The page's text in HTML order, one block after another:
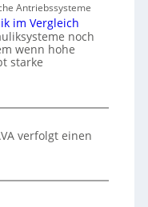
Antriebssysteme
im Vergleich
noch
wenn hohe
starke
verfolgt einen